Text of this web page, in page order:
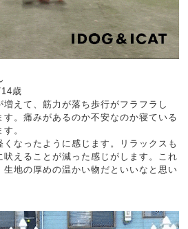
歳
えて、筋力が落ち歩行がフラフラし
。痛みがあるのか不安なのか寝ている
。
なったように感じます。リラックスも
えることが減った感じがします。これ
地の厚めの温かい物だといいなと思い